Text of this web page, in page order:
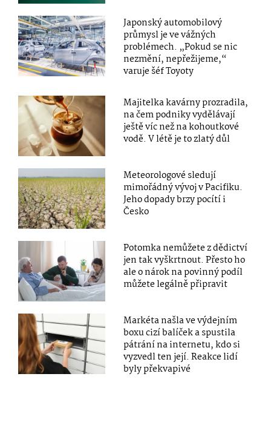
Japonský automobilový
průmysl je ve vážných
problémech. „Pokud se nic
nezmění, nepřežijeme,“
varuje šéf Toyoty
Majitelka kavárny prozradila,
na čem podniky vydělávají
ještě víc než na kohoutkové
vodě. V létě je to zlatý důl
Meteorologové sledují
mimořádný vývoj v Pacifiku.
Jeho dopady brzy pocítí i
Česko
Potomka nemůžete z dědictví
jen tak vyškrtnout. Přesto ho
ale o nárok na povinný podíl
můžete legálně připravit
Markéta našla ve výdejním
boxu cizí balíček a spustila
pátrání na internetu, kdo si
vyzvedl ten její. Reakce lidí
byly překvapivé